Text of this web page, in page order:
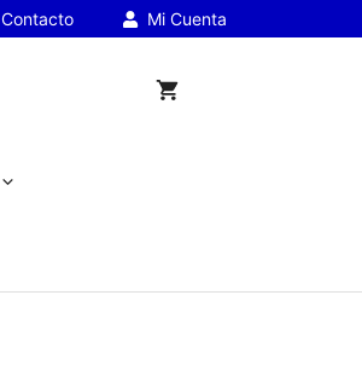
Contacto Mi Cuenta